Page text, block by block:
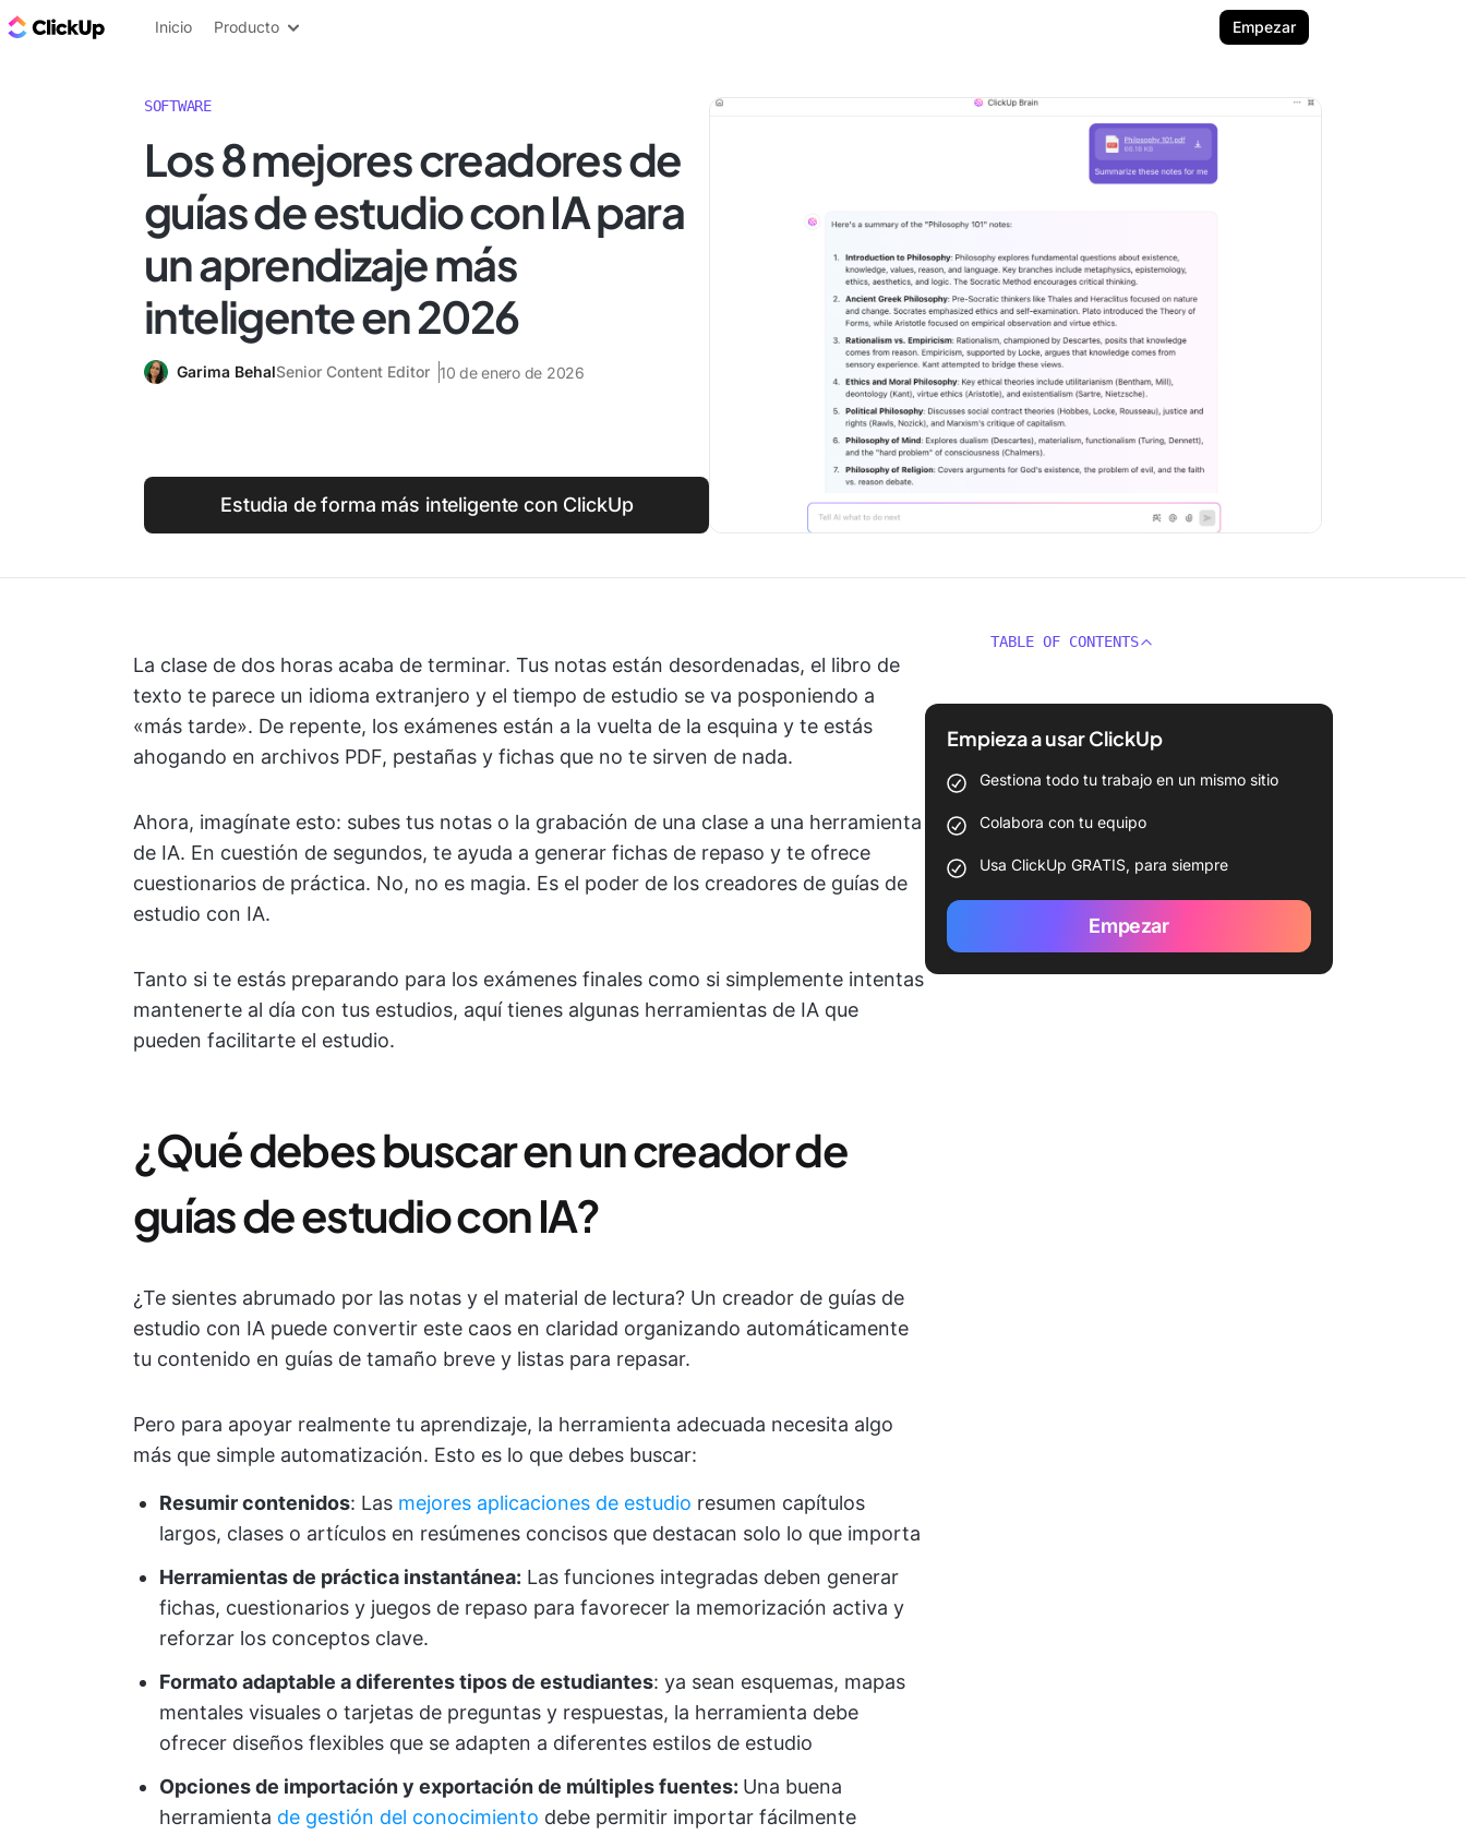
ClickUp Blog
Inicio Producto Empezar
SOFTWARE
Los 8 mejores creadores de
guías de estudio con IA para
un aprendizaje más
inteligente en 2026
Garima BehalSenior Content Editor 10 de enero de 2026
Estudia de forma más inteligente con ClickUp
La clase de dos horas acaba de terminar. Tus notas están desordenadas, el libro de
texto te parece un idioma extranjero y el tiempo de estudio se va posponiendo a
«más tarde». De repente, los exámenes están a la vuelta de la esquina y te estás
ahogando en archivos PDF, pestañas y fichas que no te sirven de nada.
Ahora, imagínate esto: subes tus notas o la grabación de una clase a una herramienta
de IA. En cuestión de segundos, te ayuda a generar fichas de repaso y te ofrece
cuestionarios de práctica. No, no es magia. Es el poder de los creadores de guías de
estudio con IA.
Tanto si te estás preparando para los exámenes finales como si simplemente intentas
mantenerte al día con tus estudios, aquí tienes algunas herramientas de IA que
pueden facilitarte el estudio.
¿Qué debes buscar en un creador de
guías de estudio con IA?
¿Te sientes abrumado por las notas y el material de lectura? Un creador de guías de
estudio con IA puede convertir este caos en claridad organizando automáticamente
tu contenido en guías de tamaño breve y listas para repasar.
Pero para apoyar realmente tu aprendizaje, la herramienta adecuada necesita algo
más que simple automatización. Esto es lo que debes buscar:
Resumir contenidos: Las mejores aplicaciones de estudio resumen capítulos
largos, clases o artículos en resúmenes concisos que destacan solo lo que importa
Herramientas de práctica instantánea: Las funciones integradas deben generar
fichas, cuestionarios y juegos de repaso para favorecer la memorización activa y
reforzar los conceptos clave.
Formato adaptable a diferentes tipos de estudiantes: ya sean esquemas, mapas
mentales visuales o tarjetas de preguntas y respuestas, la herramienta debe
ofrecer diseños flexibles que se adapten a diferentes estilos de estudio
Opciones de importación y exportación de múltiples fuentes: Una buena
herramienta de gestión del conocimiento debe permitir importar fácilmente
TABLE OF CONTENTS
Empieza a usar ClickUp
Gestiona todo tu trabajo en un mismo sitio
Colabora con tu equipo
Usa ClickUp GRATIS, para siempre
Empezar